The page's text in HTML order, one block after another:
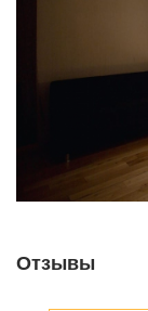
Отзывы